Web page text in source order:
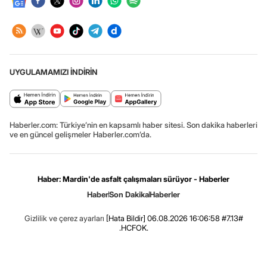
UYGULAMAMIZI İNDİRİN
Haberler.com: Türkiye’nin en kapsamlı haber sitesi. Son dakika haberleri
ve en güncel gelişmeler Haberler.com’da.
Haber: Mardin'de asfalt çalışmaları sürüyor - Haberler
HaberSon DakikaHaberler
Gizlilik ve çerez ayarları [Hata Bildir] 06.08.2026 16:06:58 #7.13#
.HCFOK.